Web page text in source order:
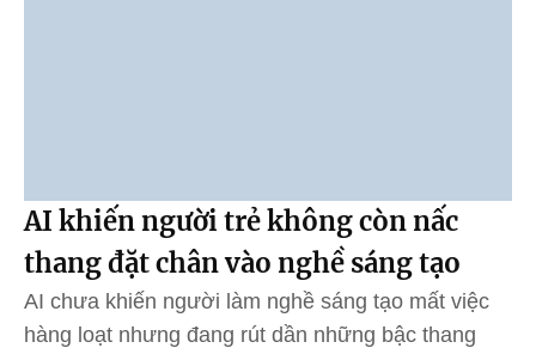
AI khiến người trẻ không còn nấc
thang đặt chân vào nghề sáng tạo
AI chưa khiến người làm nghề sáng tạo mất việc
hàng loạt nhưng đang rút dần những bậc thang